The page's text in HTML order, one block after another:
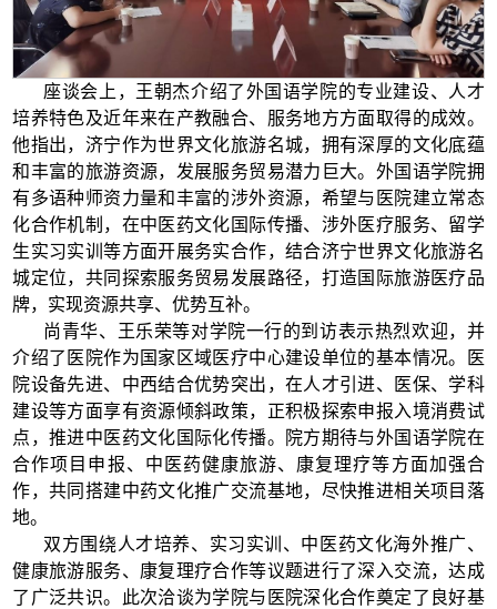
座谈会上，王朝杰介绍了外国语学院的专业建设、人才
培养特色及近年来在产教融合、服务地方方面取得的成效。
他指出，济宁作为世界文化旅游名城，拥有深厚的文化底蕴
和丰富的旅游资源，发展服务贸易潜力巨大。外国语学院拥
有多语种师资力量和丰富的涉外资源，希望与医院建立常态
化合作机制，在中医药文化国际传播、涉外医疗服务、留学
生实习实训等方面开展务实合作，结合济宁世界文化旅游名
城定位，共同探索服务贸易发展路径，打造国际旅游医疗品
牌，实现资源共享、优势互补。
尚青华、王乐荣等对学院一行的到访表示热烈欢迎，并
介绍了医院作为国家区域医疗中心建设单位的基本情况。医
院设备先进、中西结合优势突出，在人才引进、医保、学科
建设等方面享有资源倾斜政策，正积极探索申报入境消费试
点，推进中医药文化国际化传播。院方期待与外国语学院在
合作项目申报、中医药健康旅游、康复理疗等方面加强合
作，共同搭建中药文化推广交流基地，尽快推进相关项目落
地。
双方围绕人才培养、实习实训、中医药文化海外推广、
健康旅游服务、康复理疗合作等议题进行了深入交流，达成
了广泛共识。此次洽谈为学院与医院深化合作奠定了良好基